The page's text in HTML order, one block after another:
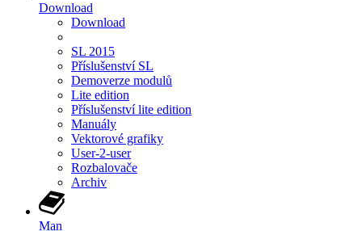
Download
Download
SL 2015
Příslušenství SL
Demoverze modulů
Lite edition
Příslušenství lite edition
Manuály
Vektorové grafiky
User-2-user
Rozbalovače
Archiv
Man